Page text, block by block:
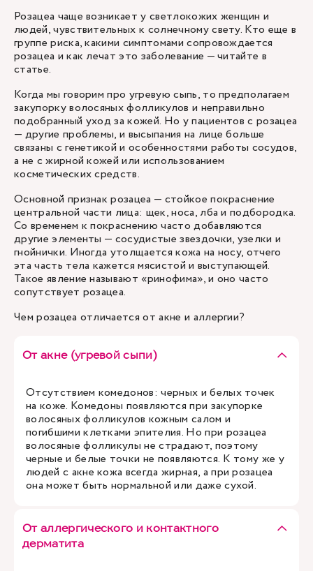
Розацеа чаще возникает у светлокожих женщин и
людей, чувствительных к солнечному свету. Кто еще в
группе риска, какими симптомами сопровождается
розацеа и как лечат это заболевание — читайте в
статье.
Когда мы говорим про угревую сыпь, то предполагаем
закупорку волосяных фолликулов и неправильно
подобранный уход за кожей. Но у пациентов с розацеа
— другие проблемы, и высыпания на лице больше
связаны с генетикой и особенностями работы сосудов,
а не с жирной кожей или использованием
косметических средств.
Основной признак розацеа — стойкое покраснение
центральной части лица: щек, носа, лба и подбородка.
Со временем к покраснению часто добавляются
другие элементы — сосудистые звездочки, узелки и
гнойнички. Иногда утолщается кожа на носу, отчего
эта часть тела кажется мясистой и выступающей.
Такое явление называют «ринофима», и оно часто
сопутствует розацеа.
Чем розацеа отличается от акне и аллергии?
От акне (угревой сыпи)
Отсутствием комедонов: черных и белых точек
на коже. Комедоны появляются при закупорке
волосяных фолликулов кожным салом и
погибшими клетками эпителия. Но при розацеа
волосяные фолликулы не страдают, поэтому
черные и белые точки не появляются. К тому же у
людей с акне кожа всегда жирная, а при розацеа
она может быть нормальной или даже сухой.
От аллергического и контактного
дерматита